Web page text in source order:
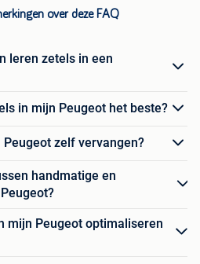
over deze FAQ
leren zetels in een
in mijn Peugeot het beste?
zelf vervangen?
handmatige en
mijn Peugeot optimaliseren